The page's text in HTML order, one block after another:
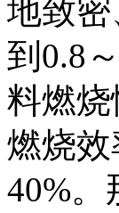
地致
到0.8
料燃
燃烧效
40%